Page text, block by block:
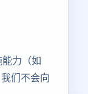
力（如
们不会向